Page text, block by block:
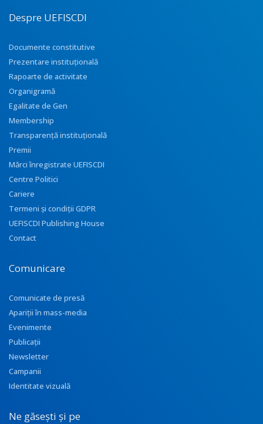
Despre UEFISCDI
Documente constitutive
Prezentare instituţională
Rapoarte de activitate
Organigramă
Egalitate de Gen
Membership
Transparenţă instituţională
Premii
Mărci înregistrate UEFISCDI
Centre Politici
Cariere
Termeni și condiții GDPR
UEFISCDI Publishing House
Contact
Comunicare
Comunicate de presă
Apariţii în mass-media
Evenimente
Publicații
Newsletter
Campanii
Identitate vizuală
Ne găsești și pe